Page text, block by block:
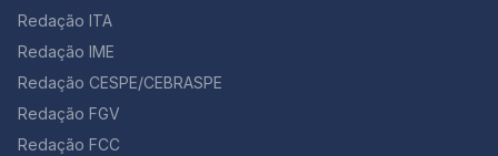
Redação ITA
Redação IME
Redação CESPE/CEBRASPE
Redação FGV
Redação FCC